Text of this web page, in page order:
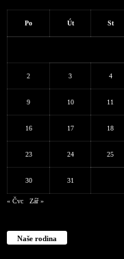
Po Út St
2 3 4
9 10 11
16 17 18
23 24 25
30 31
« Čvc Zář »
Naše rodina